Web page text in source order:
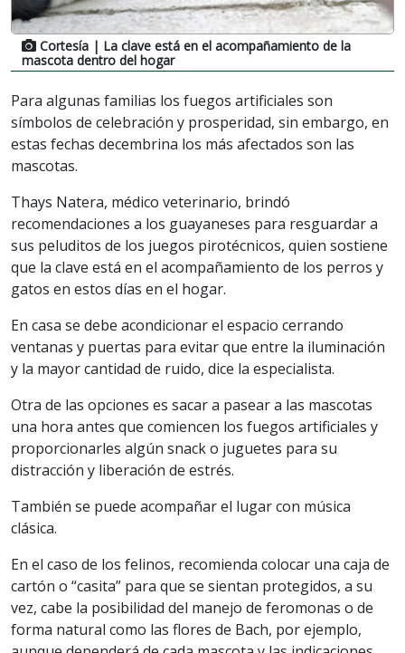
Cortesía | La clave está en el acompañamiento de la
mascota dentro del hogar
Para algunas familias los fuegos artificiales son
símbolos de celebración y prosperidad, sin embargo, en
estas fechas decembrina los más afectados son las
mascotas.
Thays Natera, médico veterinario, brindó
recomendaciones a los guayaneses para resguardar a
sus peluditos de los juegos pirotécnicos, quien sostiene
que la clave está en el acompañamiento de los perros y
gatos en estos días en el hogar.
En casa se debe acondicionar el espacio cerrando
ventanas y puertas para evitar que entre la iluminación
y la mayor cantidad de ruido, dice la especialista.
Otra de las opciones es sacar a pasear a las mascotas
una hora antes que comiencen los fuegos artificiales y
proporcionarles algún snack o juguetes para su
distracción y liberación de estrés.
También se puede acompañar el lugar con música
clásica.
En el caso de los felinos, recomienda colocar una caja de
cartón o “casita” para que se sientan protegidos, a su
vez, cabe la posibilidad del manejo de feromonas o de
forma natural como las flores de Bach, por ejemplo,